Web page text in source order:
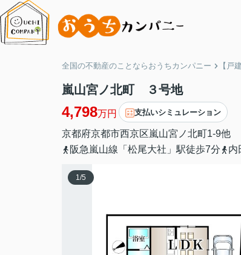
全国の不動産のことならおうちカンパニー 【戸
嵐山宮ノ北町 ３号地
4,798万円 支払いシミュレーション
京都府京都市西京区嵐山宮ノ北町1-9他
阪急嵐山線「松尾大社」駅徒歩7分
内
1/5